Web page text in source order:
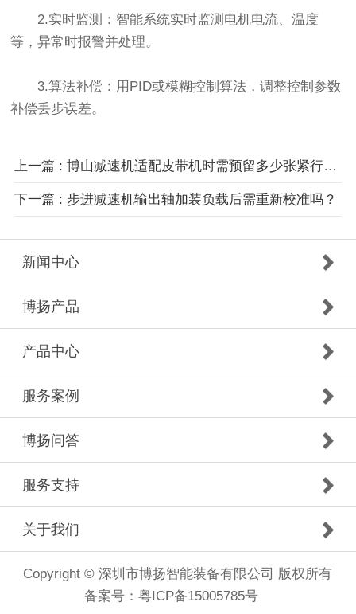
2.实时监测：智能系统实时监测电机电流、温度
等，异常时报警并处理。
3.算法补偿：用PID或模糊控制算法，调整控制参数
补偿丢步误差。
上一篇 : 博山减速机适配皮带机时需预留多少张紧行程？
下一篇 : 步进减速机输出轴加装负载后需重新校准吗？
新闻中心
博扬产品
产品中心
服务案例
博扬问答
服务支持
关于我们
Copyright © 深圳市博扬智能装备有限公司 版权所有
备案号： 粤ICP备15005785号